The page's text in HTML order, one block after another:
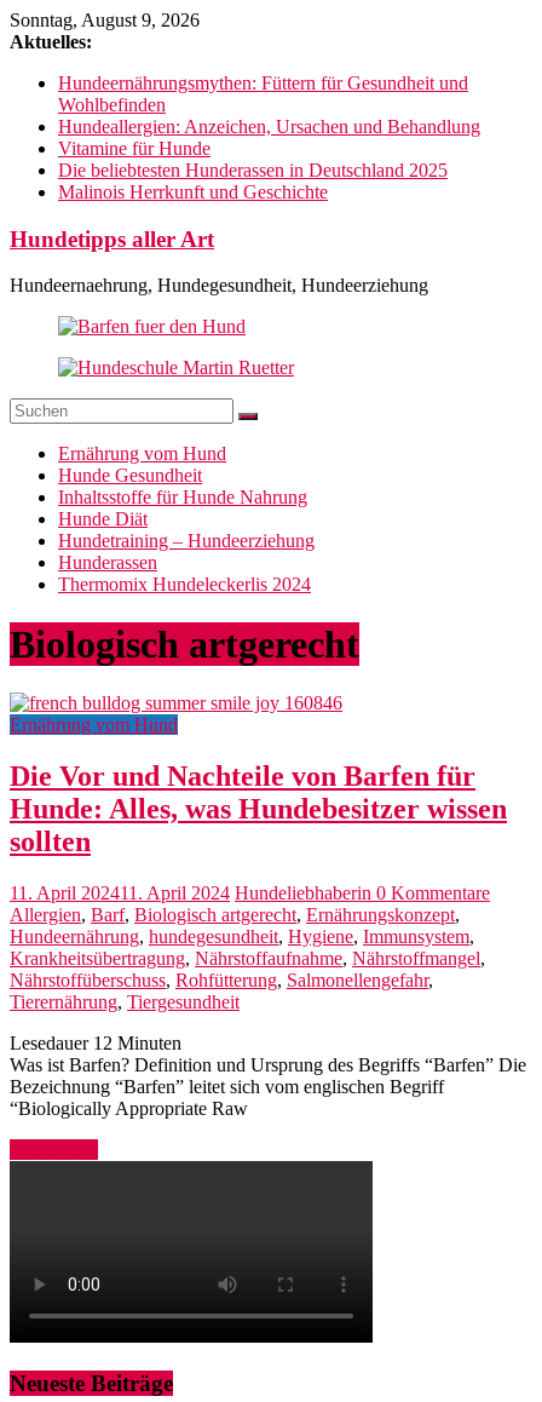
Zum
Inhalt
Sonntag, August 9, 2026
Aktuelles:
Hundeernährungsmythen: Füttern für Gesundheit und
Wohlbefinden
Hundeallergien: Anzeichen, Ursachen und Behandlung
Vitamine für Hunde
Die beliebtesten Hunderassen in Deutschland 2025
Malinois Herrkunft und Geschichte
Hundetipps aller Art
Hundeernaehrung, Hundegesundheit, Hundeerziehung
Ernährung vom Hund
Hunde Gesundheit
Inhaltsstoffe für Hunde Nahrung
Hunde Diät
Hundetraining – Hundeerziehung
Hunderassen
Thermomix Hundeleckerlis 2024
Biologisch artgerecht
Ernährung vom Hund
Die Vor und Nachteile von Barfen für
Hunde: Alles, was Hundebesitzer wissen
sollten
11. April 202411. April 2024 Hundeliebhaberin 0 Kommentare
Allergien, Barf, Biologisch artgerecht, Ernährungskonzept,
Hundeernährung, hundegesundheit, Hygiene, Immunsystem,
Krankheitsübertragung, Nährstoffaufnahme, Nährstoffmangel,
Nährstoffüberschuss, Rohfütterung, Salmonellengefahr,
Tierernährung, Tiergesundheit
Lesedauer 12 Minuten
Was ist Barfen? Definition und Ursprung des Begriffs “Barfen” Die
Bezeichnung “Barfen” leitet sich vom englischen Begriff
“Biologically Appropriate Raw
Neueste Beiträge